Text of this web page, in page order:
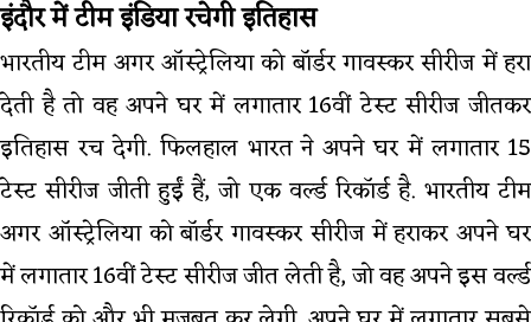
इंदौर में टीम इंडिया रचेगी इतिहास
भारतीय टीम अगर ऑस्ट्रेलिया को बॉर्डर गावस्कर सीरीज में हरा
देती है तो वह अपने घर में लगातार 16वीं टेस्ट सीरीज जीतकर
इतिहास रच देगी. फिलहाल भारत ने अपने घर में लगातार 15
टेस्ट सीरीज जीती हुईं हैं, जो एक वर्ल्ड रिकॉर्ड है. भारतीय टीम
अगर ऑस्ट्रेलिया को बॉर्डर गावस्कर सीरीज में हराकर अपने घर
में लगातार 16वीं टेस्ट सीरीज जीत लेती है, जो वह अपने इस वर्ल्ड